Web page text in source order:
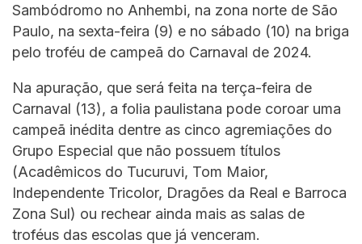
Sambódromo no Anhembi, na zona norte de São
Paulo, na sexta-feira (9) e no sábado (10) na briga
pelo troféu de campeã do Carnaval de 2024.
Na apuração, que será feita na terça-feira de
Carnaval (13), a folia paulistana pode coroar uma
campeã inédita dentre as cinco agremiações do
Grupo Especial que não possuem títulos
(Acadêmicos do Tucuruvi, Tom Maior,
Independente Tricolor, Dragões da Real e Barroca
Zona Sul) ou rechear ainda mais as salas de
troféus das escolas que já venceram.